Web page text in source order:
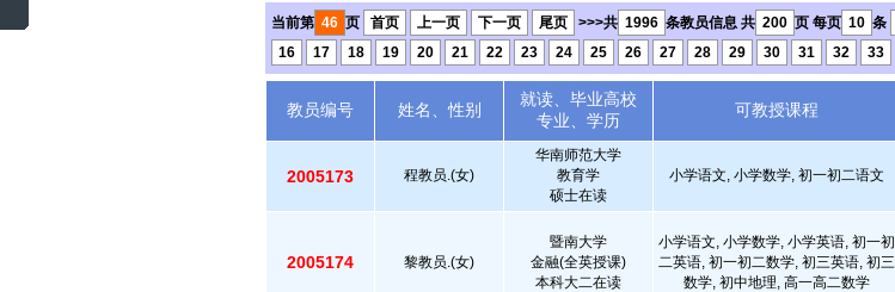
当前第 46 页 首页 上一页 下一页 尾页 >>>共 1996 条教员信息 共 200 页 每页 10 条
16
17 18 19 20 21 22 23 24 25 26 27 28 29 30 31 32 33
教员编号 姓名、性别
就读、毕业高校
专业、学历
可教授课程
2005173 程教员.(女)
华南师范大学
教育学
硕士在读
小学语文, 小学数学, 初一初二语文
2005174 黎教员.(女)
暨南大学
金融(全英授课)
本科大二在读
小学语文, 小学数学, 小学英语, 初一初
二英语, 初一初二数学, 初三英语, 初三
数学, 初中地理, 高一高二数学